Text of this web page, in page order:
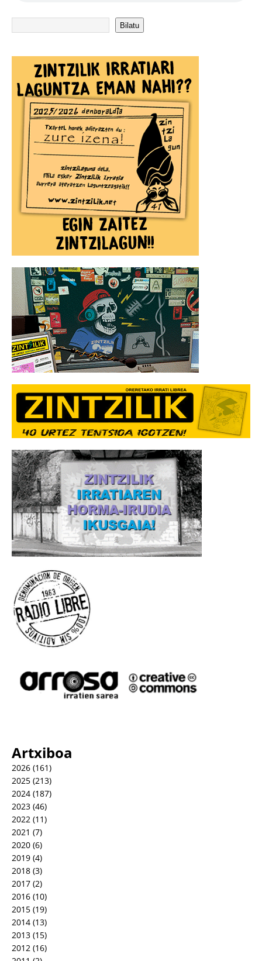
Bilatu
Artxiboa
2026 (161)
2025 (213)
2024 (187)
2023 (46)
2022 (11)
2021 (7)
2020 (6)
2019 (4)
2018 (3)
2017 (2)
2016 (10)
2015 (19)
2014 (13)
2013 (15)
2012 (16)